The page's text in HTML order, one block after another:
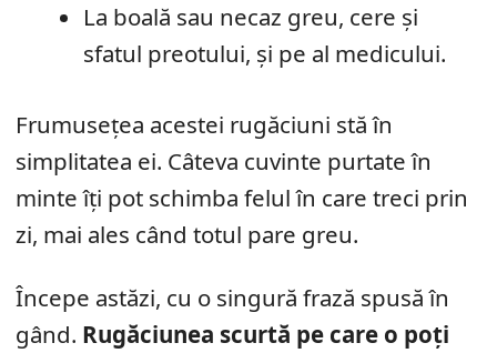
La boală sau necaz greu, cere și
sfatul preotului, și pe al medicului.
Frumusețea acestei rugăciuni stă în
simplitatea ei. Câteva cuvinte purtate în
minte îți pot schimba felul în care treci prin
zi, mai ales când totul pare greu.
Începe astăzi, cu o singură frază spusă în
gând. Rugăciunea scurtă pe care o poți